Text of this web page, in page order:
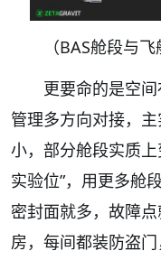
（BAS舱段与
更要命的是空
管理多方向对接，
小，部分舱段实质
实验位”，用更多舱
密封面就多，故障
房，每间都装防盗门